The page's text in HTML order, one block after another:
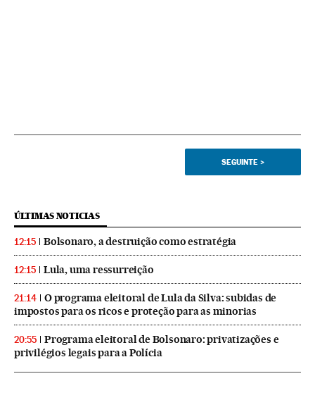
SEGUINTE >
ÚLTIMAS NOTICIAS
12:15 Bolsonaro, a destruição como estratégia
12:15 Lula, uma ressurreição
21:14
O programa eleitoral de Lula da Silva: subidas de
impostos para os ricos e proteção para as minorias
20:55
Programa eleitoral de Bolsonaro: privatizações e
privilégios legais para a Polícia